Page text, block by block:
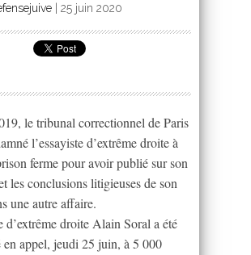
25 juin 2020
le tribunal correctionnel de Paris
l’essayiste d’extrême droite à
ferme pour avoir publié sur son
les conclusions litigieuses de son
une autre affaire.
d’extrême droite Alain Soral a été
en appel, jeudi 25 juin, à 5 000